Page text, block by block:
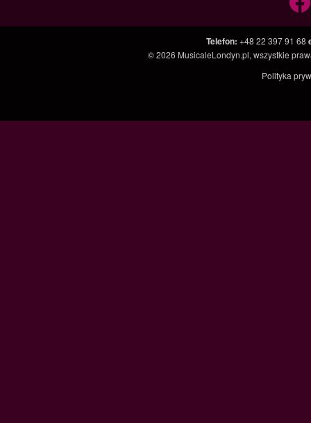
Telefon: +48 22 397 91 68
© 2026 MusicaleLondyn.pl, wszystkie
Polityka